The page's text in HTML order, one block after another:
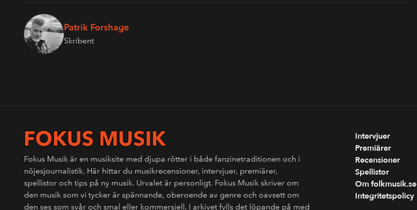
Patrik Forshage
Skribent
Fokus Musik är en musiksite med djupa rötter i både fanzinetraditionen och i
nöjesjournalistik. Här hittar du musikrecensioner, intervjuer, premiärer,
spellistor och tips på ny musik. Urvalet är personligt. Fokus Musik skriver om
den musik som vi tycker är spännande, oberoende av genre och oavsett om
den ses som svår och smal eller kommersiell. I arkivet fylls det löpande på med
Intervjuer
Premiärer
Recensioner
Spellistor
Om folkmusik.se
Integritetspolicy